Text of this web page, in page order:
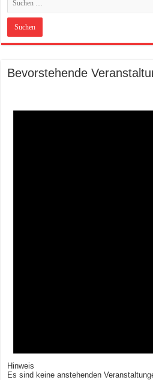
Bevorstehende
Hinweis
Es sind keine anstehenden